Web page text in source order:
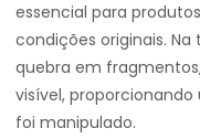
essencial para
condições originais.
quebra em fragmentos,
visível,
foi manipulado.